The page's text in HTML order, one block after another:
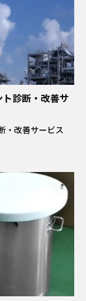
ト診断・改善サ
・改善サービス